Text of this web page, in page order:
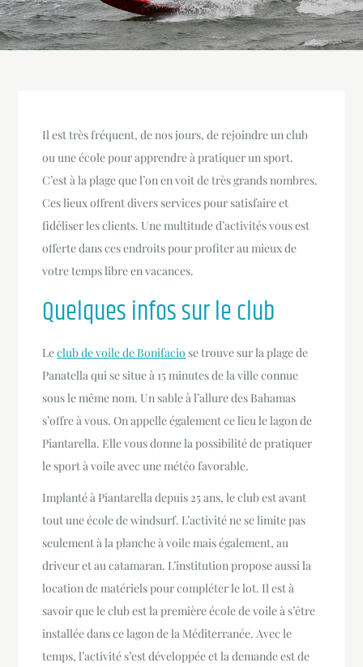
Il est très fréquent, de nos jours, de rejoindre un club
ou une école pour apprendre à pratiquer un sport.
C’est à la plage que l’on en voit de très grands nombres.
Ces lieux offrent divers services pour satisfaire et
fidéliser les clients. Une multitude d’activités vous est
offerte dans ces endroits pour profiter au mieux de
votre temps libre en vacances.
Quelques infos sur le club
Leclub de voile de Bonifacio se trouve sur la plage de
Panatella qui se situe à 15 minutes de la ville connue
sous le même nom. Un sable à l’allure des Bahamas
s’offre à vous. On appelle également ce lieu le lagon de
Piantarella. Elle vous donne la possibilité de pratiquer
le sport à voile avec une météo favorable.
Implanté à Piantarella depuis 25 ans, le club est avant
tout une école de windsurf. L’activité ne se limite pas
seulement à la planche à voile mais également, au
driveur et au catamaran. L’institution propose aussi la
location de matériels pour compléter le lot. Il est à
savoir que le club est la première école de voile à s’être
installée dans ce lagon de la Méditerranée. Avec le
temps, l’activité s’est développée et la demande est de